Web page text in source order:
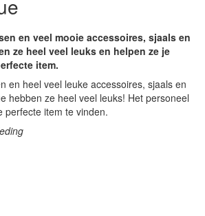
en veel mooie accessoires, sjaals en
ze heel veel leuks en helpen ze je
item.
en heel veel leuke accessoires, sjaals en
hebben ze heel veel leuks! Het personeel
perfecte item te vinden.